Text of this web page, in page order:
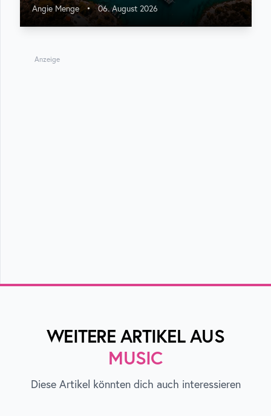
Angie Menge • 06. August 2026
Anzeige
WEITERE ARTIKEL AUS
MUSIC
Diese Artikel könnten dich auch interessieren